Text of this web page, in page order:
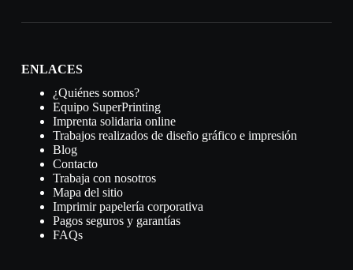
ENLACES
¿Quiénes somos?
Equipo SuperPrinting
Imprenta solidaria online
Trabajos realizados de diseño gráfico e impresión
Blog
Contacto
Trabaja con nosotros
Mapa del sitio
Imprimir papelería corporativa
Pagos seguros y garantías
FAQs